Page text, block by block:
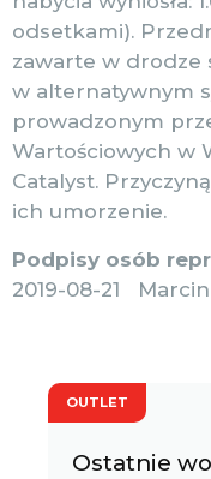
odsetkami).
zawarte w drodze
w alternatywnym
prowadzonym
Wartościowych w
Catalyst.
ich umorzenie.
Podpisy osób
2019-08-21
OUTLET
Ostatnie